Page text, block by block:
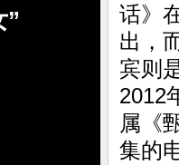
”
话》
出，
宾则
2012
属《
集的